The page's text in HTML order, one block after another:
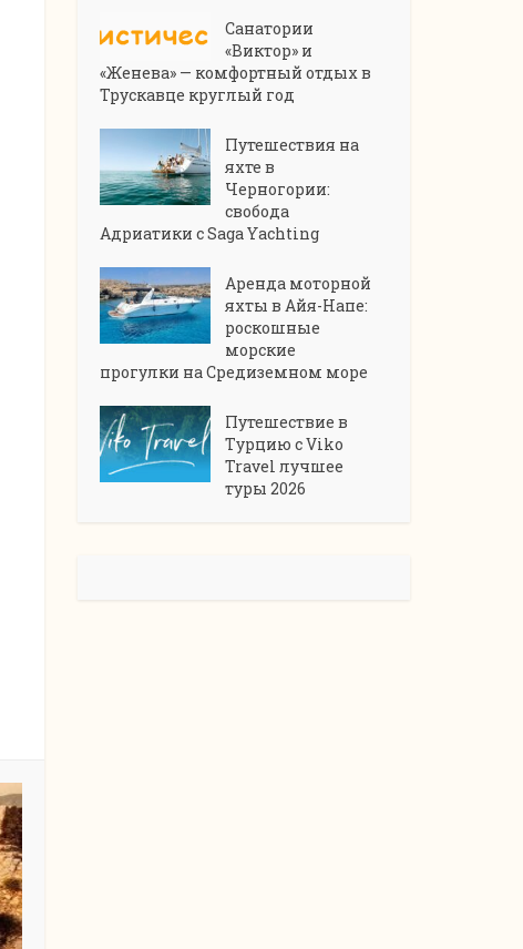
Санатории
«Виктор» и
«Женева» — комфортный отдых в
Трускавце круглый год
Путешествия на
яхте в
Черногории:
свобода
Адриатики с Saga Yachting
Аренда моторной
яхты в Айя-Напе:
роскошные
морские
прогулки на Средиземном море
Путешествие в
Турцию с Viko
Travel лучшее
туры 2026